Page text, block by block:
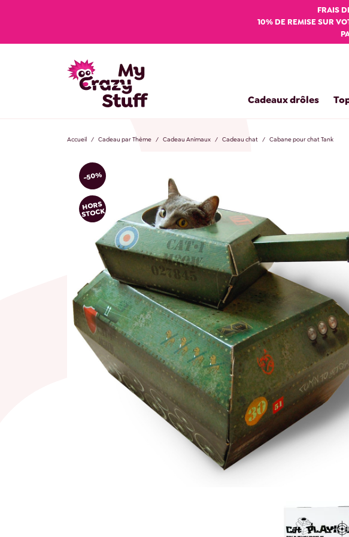
FRAIS
10% DE REMISE SUR
Cadeaux drôles
Accueil Cadeau par Thème Cadeau Animaux Cadeau chat Cabane pour chat Tank
-50%
HORS
STOCK